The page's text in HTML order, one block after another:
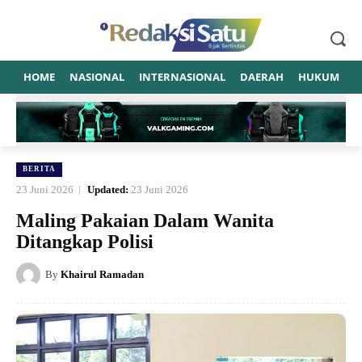
HOME NASIONAL INTERNASIONAL DAERAH HUKUM
BERITA
23 Juni 2026 Updated: 23 Juni 2026
Maling Pakaian Dalam Wanita
Ditangkap Polisi
By Khairul Ramadan